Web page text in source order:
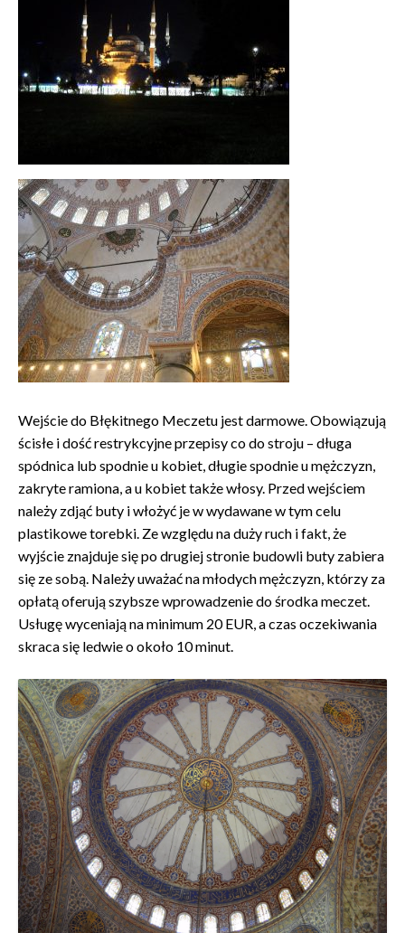
Wejście do Błękitnego Meczetu jest darmowe. Obowiązują
ścisłe i dość restrykcyjne przepisy co do stroju – długa
spódnica lub spodnie u kobiet, długie spodnie u mężczyzn,
zakryte ramiona, a u kobiet także włosy. Przed wejściem
należy zdjąć buty i włożyć je w wydawane w tym celu
plastikowe torebki. Ze względu na duży ruch i fakt, że
wyjście znajduje się po drugiej stronie budowli buty zabiera
się ze sobą. Należy uważać na młodych mężczyzn, którzy za
opłatą oferują szybsze wprowadzenie do środka meczet.
Usługę wyceniają na minimum 20 EUR, a czas oczekiwania
skraca się ledwie o około 10 minut.